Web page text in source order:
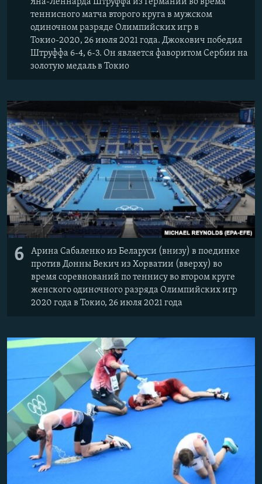
теннисного матча второго круга в мужском
одиночном разряде Олимпийских игр в
Токио-2020, 26 июля 2021 года. Джокович победил
Штруффа 6-4, 6-3. Он является фаворитом Сербии на
золотую медаль в Токио
6
Арина Сабаленко из Беларуси (внизу) в поединке
против Донны Векич из Хорватии (вверху) во
время соревнований по теннису во втором круге
женского одиночного разряда Олимпийских игр
2020 года в Токио, 26 июля 2021 года